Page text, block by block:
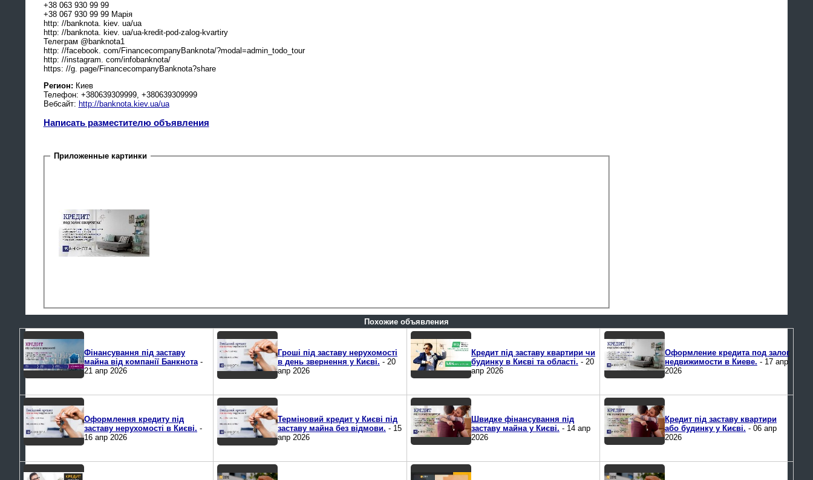
+38 063 930 99 99
+38 067 930 99 99 Марія
http: //banknota. kiev. ua/ua
http: //banknota. kiev. ua/ua-kredit-pod-zalog-kvartiry
Телеграм @banknota1
http: //facebook. com/FinancecompanyBanknota/?modal=admin_todo_tour
http: //instagram. com/infobanknota/
https: //g. page/FinancecompanyBanknota?share
Регион: Киев
Телефон: +380639309999, +380639309999
Вебсайт: http://banknota.kiev.ua/ua
Написать разместителю объявления
Приложенные картинки
Похожие объявления
Фінансування під заставу
майна від компанії Банкнота-
21 апр 2026
Гроші під заставу нерухомості
в день звернення у Києві. - 20
апр 2026
Кредит під заставу квартири чи
будинку в Києві та області. - 20
апр 2026
Оформление кредита под залог
недвижимости в Киеве. - 17 апр
2026
Оформлення кредиту під
заставу нерухомості в Києві. -
16 апр 2026
Терміновий кредит у Києві під
заставу майна без відмови. - 15
апр 2026
Швидке фінансування під
заставу майна у Києві. - 14 апр
2026
Кредит під заставу квартири
або будинку у Києві. - 06 апр
2026